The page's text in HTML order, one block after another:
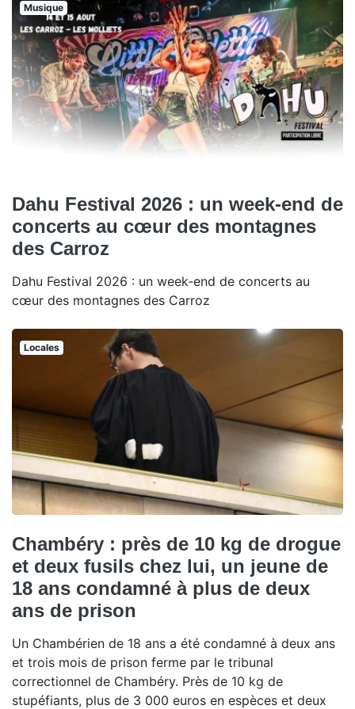
Musique
Dahu Festival 2026 : un week-end de
concerts au cœur des montagnes
des Carroz
Dahu Festival 2026 : un week-end de concerts au
cœur des montagnes des Carroz
Locales
Chambéry : près de 10 kg de drogue
et deux fusils chez lui, un jeune de
18 ans condamné à plus de deux
ans de prison
Un Chambérien de 18 ans a été condamné à deux ans
et trois mois de prison ferme par le tribunal
correctionnel de Chambéry. Près de 10 kg de
stupéfiants, plus de 3 000 euros en espèces et deux